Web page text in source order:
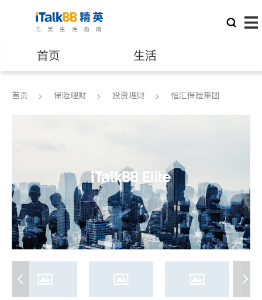
首页 生活
医生 律师
会计师
建筑装修
首页 保险理财 投资理财 恒汇保险集团